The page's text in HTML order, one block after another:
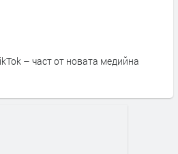
– част от новата медийна